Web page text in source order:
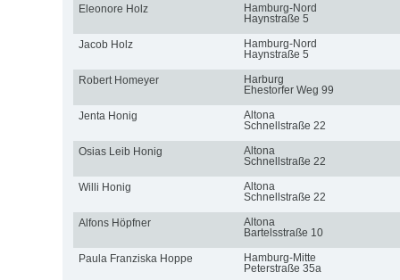
Eleonore Holz
Hamburg-Nord
Haynstraße 5
Jacob Holz
Hamburg-Nord
Haynstraße 5
Robert Homeyer
Harburg
Ehestorfer Weg 99
Jenta Honig
Altona
Schnellstraße 22
Osias Leib Honig
Altona
Schnellstraße 22
Willi Honig
Altona
Schnellstraße 22
Alfons Höpfner
Altona
Bartelsstraße 10
Paula Franziska Hoppe
Hamburg-Mitte
Peterstraße 35a